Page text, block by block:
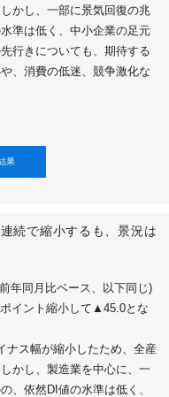
かし、一部に景気回復の兆
準は低く、中小企業の足元
行きについても、期待する
、消費の低迷、競争激化な
果
続で縮小するも、景況は
年同月比ベース、以下同じ)
イント縮小して▲45.0とな
ナス幅が縮小したため、全産
かし、製造業を中心に、一
、依然DI値の水準は低く、